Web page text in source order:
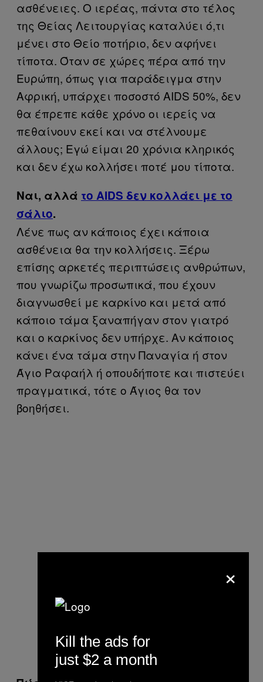
ασθένειες. Ο ιερέας, πάντα στο τέλος
της Θείας Λειτουργίας καταλύει ό,τι
μένει στο Θείο ποτήριο, δεν αφήνει
τίποτα. Όταν σε χώρες πέρα από την
Ευρώπη, όπως για παράδειγμα στην
Αφρική, υπάρχει ποσοστό AIDS 50%, δεν
θα έπρεπε κάθε χρόνο οι ιερείς να
πεθαίνουν εκεί και να στέλνουμε
άλλους; Εγώ είμαι 20 χρόνια κληρικός
και δεν έχω κολλήσει ποτέ μου τίποτα.
Ναι, αλλά το AIDS δεν κολλάει με το
σάλιο.
Λένε πως αν κάποιος έχει κάποια
ασθένεια θα την κολλήσεις. Ξέρω
επίσης αρκετές περιπτώσεις ανθρώπων,
που γνωρίζω προσωπικά, που έχουν
διαγνωσθεί με καρκίνο και μετά από
κάποιο τάμα ξαναπήγαν στον γιατρό
και ο καρκίνος δεν υπήρχε. Αν κάποιος
κάνει ένα τάμα στην Παναγία ή στον
Άγιο Ραφαήλ ή οπουδήποτε και πιστεύει
πραγματικά, τότε ο Άγιος θα τον
βοηθήσει.
×
Kill the ads for
just $2 a month